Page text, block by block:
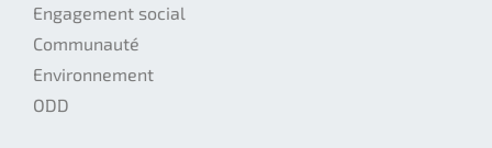
Engagement social
Communauté
Environnement
ODD